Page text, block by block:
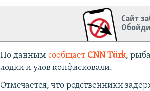
Сайт
По даннымсообщает CNN Türk,
лодки и улов конфисковали.
Отмечается, что родственники